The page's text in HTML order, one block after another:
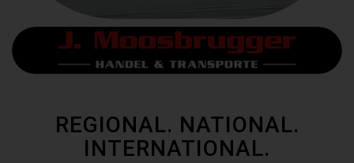
REGIONAL. NATIONAL.
INTERNATIONAL.